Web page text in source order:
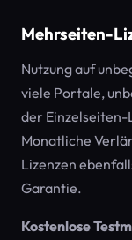
Mehrseiten-
Nutzung auf
viele Portale,
der Einzelseiten-
Monatliche
Lizenzen
Garantie.
Kostenlose